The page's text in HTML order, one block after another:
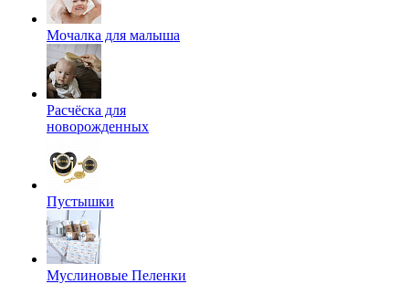
Мочалка для малыша
Расчёска для
новорожденных
Пустышки
Муслиновые Пеленки